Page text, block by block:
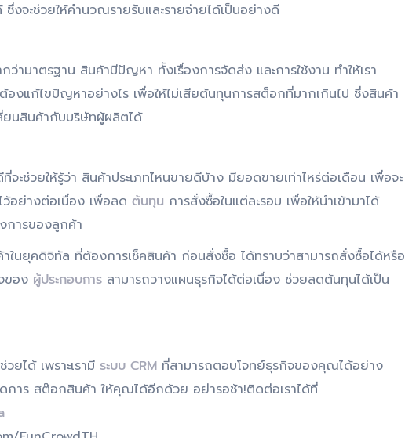
งจะช่วยให้คำนวณรายรับและรายจ่ายได้เป็นอย่างดี
ามาตรฐาน สินค้ามีปัญหา ทั้งเรื่องการจัดส่ง และการใช้งาน ทำให้เรา
งแก้ไขปัญหาอย่างไร เพื่อให้ไม่เสียต้นทุนการสต็อกที่มากเกินไป ซึ่งสินค้า
นสินค้ากับบริษัทผู้ผลิตได้
ะช่วยให้รู้ว่า สินค้าประเภทไหนขายดีบ้าง มียอดขายเท่าไหร่ต่อเดือน เพื่อจะ
อย่างต่อเนื่อง เพื่อลด ต้นทุน การสั่งซื้อในแต่ละรอบ เพื่อให้นำเข้ามาได้
การของลูกค้า
นยุคดิจิทัล ที่ต้องการเช็คสินค้า ก่อนสั่งซื้อ ได้ทราบว่าสามารถสั่งซื้อได้หรือ
ของ ผู้ประกอบการ สามารถวางแผนธุรกิจได้ต่อเนื่อง ช่วยลดต้นทุนได้เป็น
ยได้ เพราะเรามี ระบบ CRM ที่สามารถตอบโจทย์ธุรกิจของคุณได้อย่าง
การ สต๊อกสินค้า ให้คุณได้อีกด้วย อย่ารอช้า!ติดต่อเราได้ที่